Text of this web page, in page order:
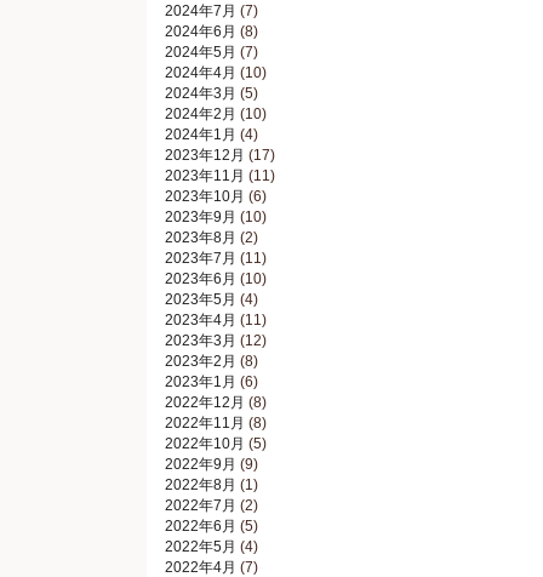
2024年7月 (7)
2024年6月 (8)
2024年5月 (7)
2024年4月 (10)
2024年3月 (5)
2024年2月 (10)
2024年1月 (4)
2023年12月 (17)
2023年11月 (11)
2023年10月 (6)
2023年9月 (10)
2023年8月 (2)
2023年7月 (11)
2023年6月 (10)
2023年5月 (4)
2023年4月 (11)
2023年3月 (12)
2023年2月 (8)
2023年1月 (6)
2022年12月 (8)
2022年11月 (8)
2022年10月 (5)
2022年9月 (9)
2022年8月 (1)
2022年7月 (2)
2022年6月 (5)
2022年5月 (4)
2022年4月 (7)